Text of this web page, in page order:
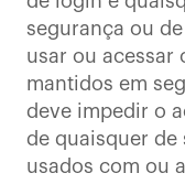
segurança ou
usar ou acessar
mantidos em
deve impedir o
de quaisquer de
usados com ou